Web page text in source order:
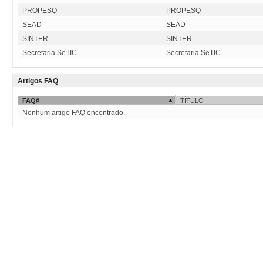
PROPESQ
PROPESQ
SEAD
SEAD
SINTER
SINTER
Secretaria SeTIC
Secretaria SeTIC
Artigos FAQ
FAQ# TÍTULO
Nenhum artigo FAQ encontrado.